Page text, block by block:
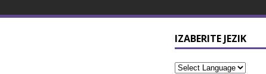
IZABERITE JEZIK